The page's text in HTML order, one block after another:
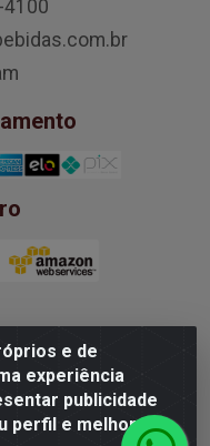
e de
experiência
publicidade
perfil e melhorar a
LTDA -
Bernardino Pessoa,
CEP 51020-210